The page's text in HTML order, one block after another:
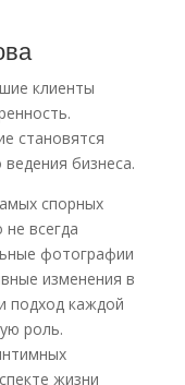
клиенты
становятся
бизнеса.
спорных
всегда
фотографии
изменения в
подход каждой
роль.
жизни